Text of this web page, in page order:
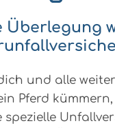
Überlegung
und alle
Pferd
spezielle